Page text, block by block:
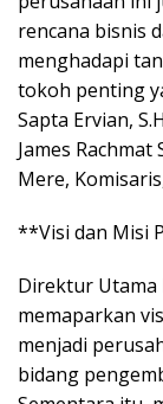
rencana bisnis
menghadapi
tokoh penting
Sapta Ervian,
James
Mere,
**Visi dan Misi
Direktur Utama
memaparkan
menjadi
bidang